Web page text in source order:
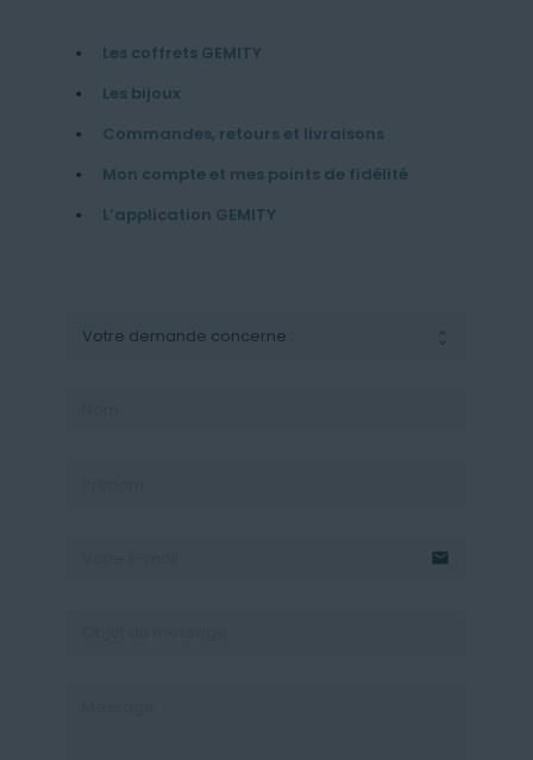
Les coffrets GEMITY
Les bijoux
Commandes, retours et livraisons
Mon compte et mes points de fidélité
L’application GEMITY
email